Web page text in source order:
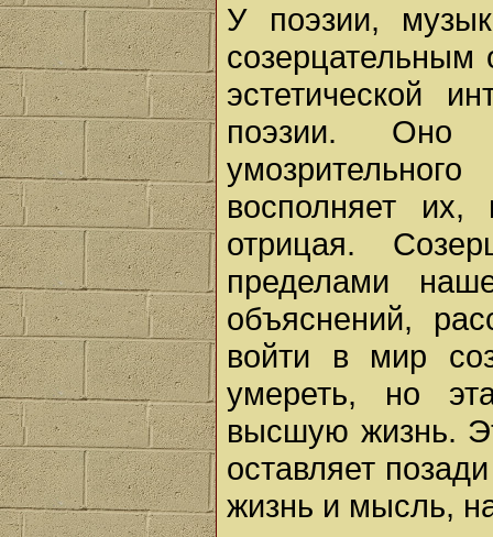
У поэзии,
эстетической
поэзии.
восполняет
отрицая.
пределами
объяснений,
войти в мир
умереть, но
высшую жизнь.
оставляет
жизнь и мысль,